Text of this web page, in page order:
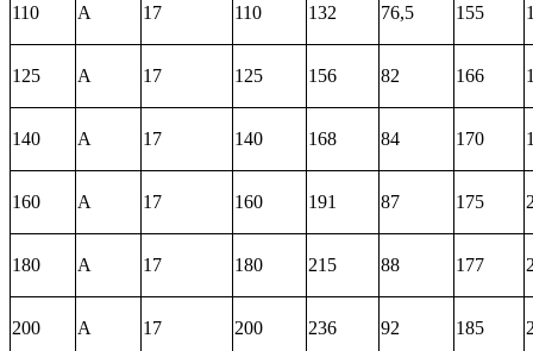
110 А 17 110 132 76,5 155
125 А 17 125 156 82 166
140 А 17 140 168 84 170
160 А 17 160 191 87 175
180 А 17 180 215 88 177
200 А 17 200 236 92 185